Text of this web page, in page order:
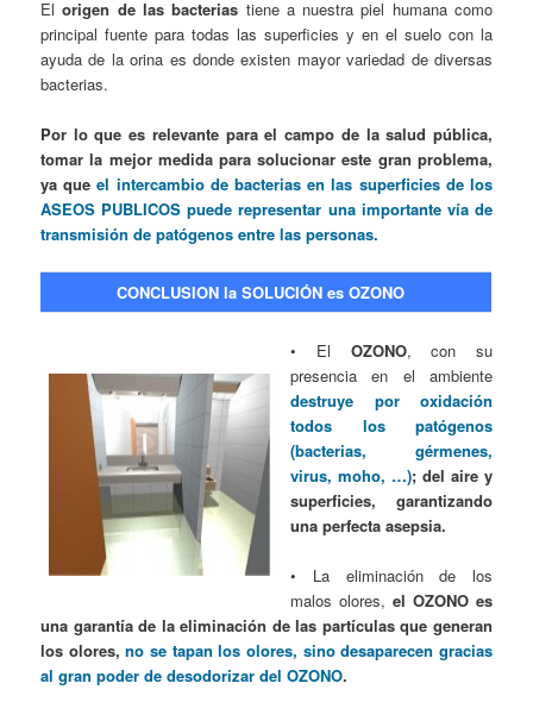
Elorigen de las bacterias tiene a nuestra piel humana como
principal fuente para todas las superficies y en el suelo con la
ayuda de la orina es donde existen mayor variedad de diversas
bacterias.
Por lo que es relevante para el campo de la salud pública,
tomar la mejor medida para solucionar este gran problema,
ya queel intercambio de bacterias en las superficies de los
ASEOS PUBLICOS puede representar una importante vía de
transmisión de patógenos entre las personas.
CONCLUSION la SOLUCIÓN es OZONO
• El OZONO, con su
presencia en el ambiente
destruye por oxidación
todos los patógenos
(bacterias, gérmenes,
virus, moho, …); del aire y
superficies, garantizando
una perfecta asepsia.
• La eliminación de los
malos olores, el OZONO es
una garantía de la eliminación de las partículas que generan
los olores,no se tapan los olores, sino desaparecen gracias
al gran poder de desodorizar del OZONO.